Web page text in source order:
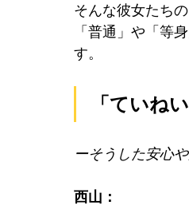
そんな彼女たち
「普通」や「等
す。
「ていね
ーそうした安心
西山：